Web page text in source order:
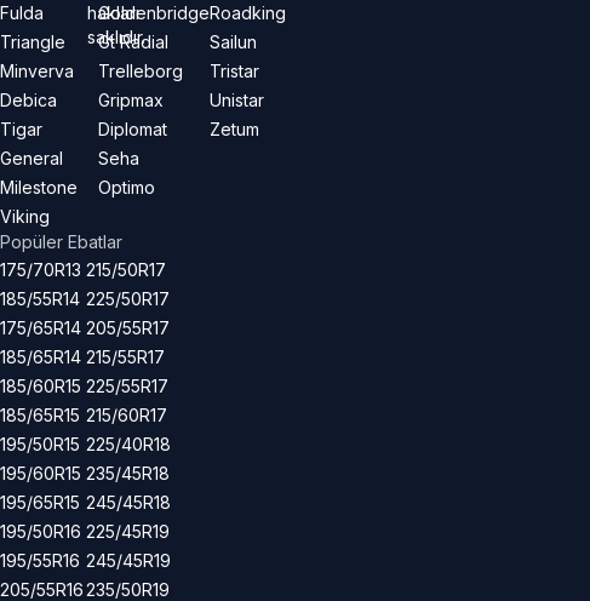
Fulda
Triangle
Minverva
Debica
Tigar
General
Milestone
Viking
Goldenbridge
Gt Radial
Trelleborg
Gripmax
Diplomat
Seha
Optimo
Roadking
Sailun
Tristar
Unistar
Zetum
Popüler Ebatlar
175/70R13
185/55R14
175/65R14
185/65R14
185/60R15
185/65R15
195/50R15
195/60R15
195/65R15
195/50R16
195/55R16
205/55R16
215/50R17
225/50R17
205/55R17
215/55R17
225/55R17
215/60R17
225/40R18
235/45R18
245/45R18
225/45R19
245/45R19
235/50R19
hakları
saklıdır.